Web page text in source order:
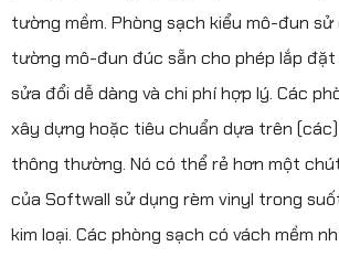
tường mềm. Phòng sạch kiểu mô-đun
tường mô-đun đúc sẵn cho phép lắp đặt
sửa đổi dễ dàng và chi phí hợp lý. Các
xây dựng hoặc tiêu chuẩn dựa trên
thông thường. Nó có thể rẻ hơn một
của Softwall sử dụng rèm vinyl trong
kim loại. Các phòng sạch có vách mềm